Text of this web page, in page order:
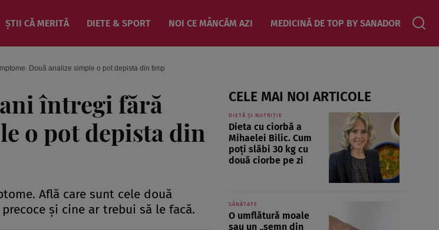
ȘTII CĂ MERITĂ DIETE & SPORT NOI CE MÂNCĂM AZI MEDICINĂ DE TOP BY SANADOR
Două analize simple o pot depista din timp
întregi fără
o pot depista din
Află care sunt cele două
și cine ar trebui să le facă.
CELE MAI NOI ARTICOLE
DIETĂ ȘI NUTRIȚIE
Dieta cu ciorbă a
Mihaelei Bilic. Cum
poți slăbi 30 kg cu
două ciorbe pe zi
SĂNĂTATE
O umflătură moale
sau un „semn din